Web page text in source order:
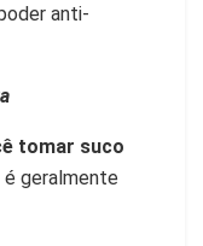
anti-
tomar suco
é geralmente